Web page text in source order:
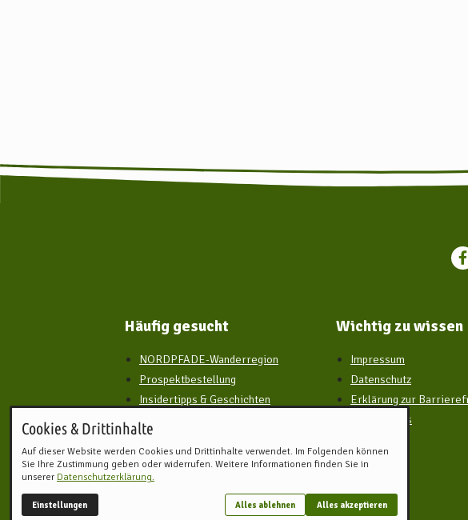
Häufig gesucht
NORDPFADE-Wanderregion
Prospektbestellung
Insidertipps & Geschichten
Digitaler Reisebegleiter für
unterwegs
Wichtig zu wissen
Impressum
Datenschutz
Erklärung zur
Wir über uns
Cookies & Drittinhalte
Auf dieser Website werden Cookies und Drittinhalte verwendet. Im Folgenden können
Sie Ihre Zustimmung geben oder widerrufen. Weitere Informationen finden Sie in
unserer Datenschutzerklärung.
Einstellungen Alles ablehnen Alles akzeptieren